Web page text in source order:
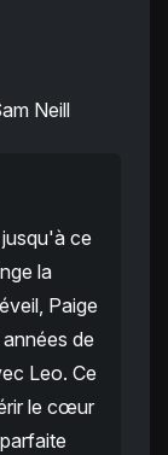
Neill
ce
la
Paige
de
Leo. Ce
le cœur